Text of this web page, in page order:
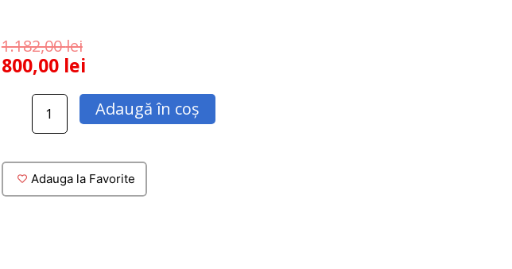
1.182,00lei
800,00 lei
Cantitate
dus
montaj
Adaugă în coș
Adauga la Favorite